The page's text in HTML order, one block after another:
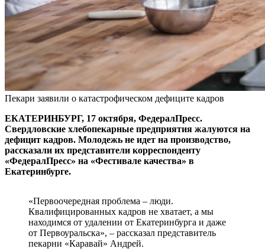
Пекари заявили о катастрофическом дефиците кадров
ЕКАТЕРИНБУРГ, 17 октября, ФедералПресс.
Свердловские хлебопекарные предприятия жалуются на
дефицит кадров. Молодежь не идет на производство,
рассказали их представители корреспонденту
«ФедералПресс» на «Фестивале качества» в
Екатеринбурге.
«Первоочередная проблема – люди.
Квалифицированных кадров не хватает, а мы
находимся от удалении от Екатеринбурга и даже
от Первоуральска», – рассказал представитель
пекарни «Каравай» Андрей.